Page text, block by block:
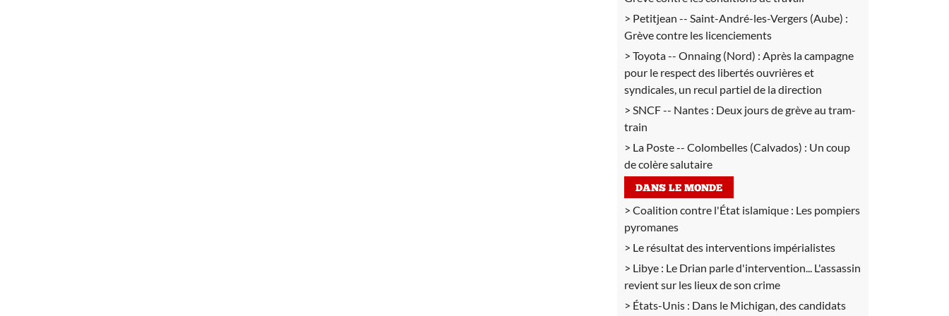
Petitjean -- Saint-André-les-Vergers (Aube) :
Grève contre les licenciements
Toyota -- Onnaing (Nord) : Après la campagne
pour le respect des libertés ouvrières et
syndicales, un recul partiel de la direction
SNCF -- Nantes : Deux jours de grève au tram-
train
La Poste -- Colombelles (Calvados) : Un coup
de colère salutaire
DANS LE MONDE
Coalition contre l'État islamique : Les pompiers
pyromanes
Le résultat des interventions impérialistes
Libye : Le Drian parle d'intervention... L'assassin
revient sur les lieux de son crime
États-Unis : Dans le Michigan, des candidats